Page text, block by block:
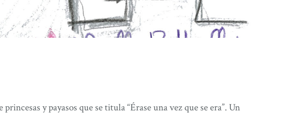
y payasos que se titula “Érase una vez que se era”. Un